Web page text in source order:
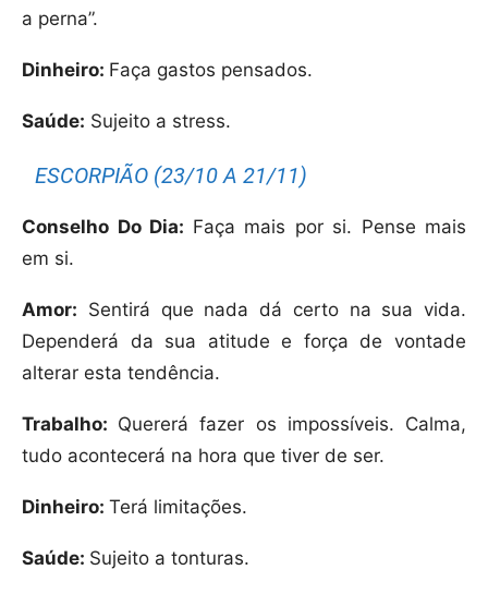
a perna”.
Dinheiro: Faça gastos pensados.
Saúde: Sujeito a stress.
ESCORPIÃO (23/10 A 21/11)
Conselho Do Dia: Faça mais por si. Pense mais
em si.
Amor: Sentirá que nada dá certo na sua vida.
Dependerá da sua atitude e força de vontade
alterar esta tendência.
Trabalho: Quererá fazer os impossíveis. Calma,
tudo acontecerá na hora que tiver de ser.
Dinheiro: Terá limitações.
Saúde: Sujeito a tonturas.